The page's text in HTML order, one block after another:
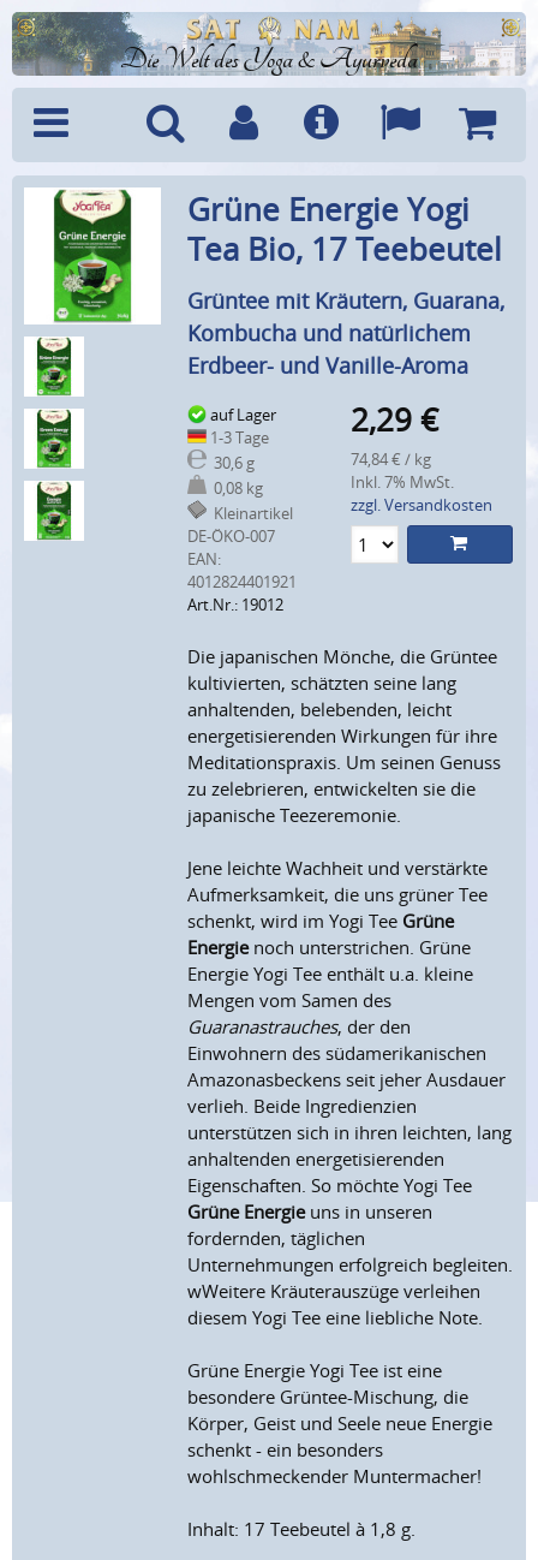
Die Welt des Yoga & Ayurveda
Menü SucheBenutzerkonto
Info Sprachen
Grüne Energie Yogi
Tea Bio, 17 Teebeutel
Grüntee mit Kräutern, Guarana,
Kombucha und natürlichem
Erdbeer- und Vanille-Aroma
auf Lager
1-3 Tage
30,6 g
0,08 kg
Kleinartikel
DE-ÖKO-007
EAN:
4012824401921
Art.Nr.: 19012
2,29 €
74,84 € / kg
Inkl. 7% MwSt.
zzgl. Versandkosten
Die japanischen Mönche, die Grüntee
kultivierten, schätzten seine lang
anhaltenden, belebenden, leicht
energetisierenden Wirkungen für ihre
Meditationspraxis. Um seinen Genuss
zu zelebrieren, entwickelten sie die
japanische Teezeremonie.
Jene leichte Wachheit und verstärkte
Aufmerksamkeit, die uns grüner Tee
schenkt, wird im Yogi Tee Grüne
Energienoch unterstrichen. Grüne
Energie Yogi Tee enthält u.a. kleine
Mengen vom Samen des
Guaranastrauches, der den
Einwohnern des südamerikanischen
Amazonasbeckens seit jeher Ausdauer
verlieh. Beide Ingredienzien
unterstützen sich in ihren leichten, lang
anhaltenden energetisierenden
Eigenschaften. So möchte Yogi Tee
Grüne Energieuns in unseren
fordernden, täglichen
Unternehmungen erfolgreich begleiten.
wWeitere Kräuterauszüge verleihen
diesem Yogi Tee eine liebliche Note.
Grüne Energie Yogi Tee ist eine
besondere Grüntee-Mischung, die
Körper, Geist und Seele neue Energie
schenkt - ein besonders
wohlschmeckender Muntermacher!
Inhalt: 17 Teebeutel à 1,8 g.